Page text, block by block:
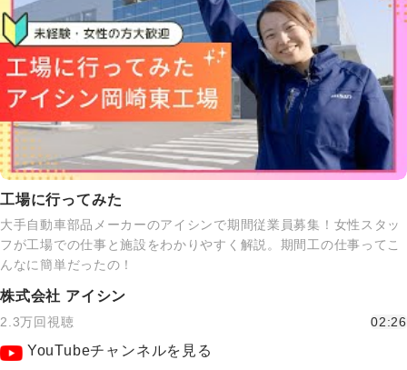
工場に行ってみた
大手自動車部品メーカーのアイシンで期間従業員募集！女性スタッ
フが工場での仕事と施設をわかりやすく解説。期間工の仕事ってこ
んなに簡単だったの！
株式会社 アイシン
2.3万回視聴 02:26
YouTubeチャンネルを見る